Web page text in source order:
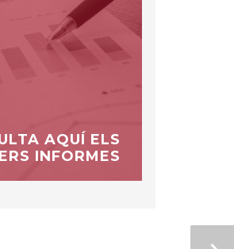
AQUÍ ELS
INFORMES